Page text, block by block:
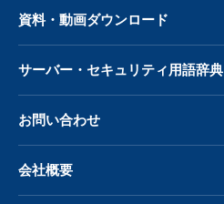
資料・動画ダウンロード
サーバー・ セキュリティ用語辞典
お問い合わせ
会社概要